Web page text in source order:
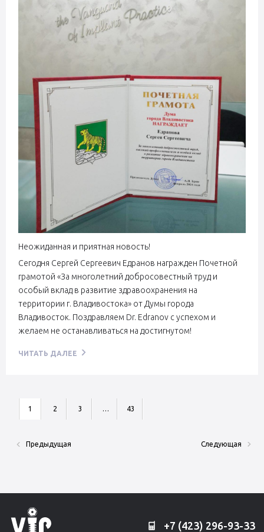
Неожиданная и приятная новость!
Сегодня Сергей Сергеевич Едранов награжден Почетной
грамотой «За многолетний добросовестный труд и
особый вклад в развитие здравоохранения на
территории г. Владивостока» от Думы города
Владивосток. Поздравляем Dr. Edranov с успехом и
желаем не останавливаться на достигнутом!
ЧИТАТЬ ДАЛЕЕ
Предыдущая
1 2 3 … 43
Следующая
+7 (423) 296-93-33